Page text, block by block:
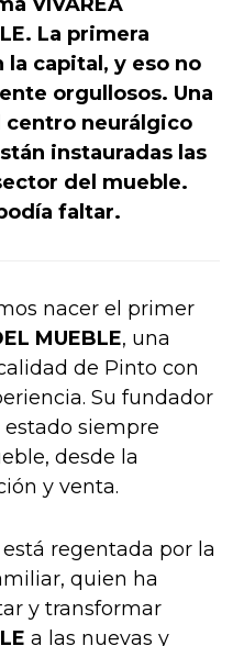
La primera
capital, y eso no
orgullosos. Una
centro neurálgico
instauradas las
del mueble.
faltar.
nacer el primer
MUEBLE, una
de Pinto con
Su fundador
siempre
desde la
y venta.
regentada por la
quien ha
y transformar
a las nuevas y